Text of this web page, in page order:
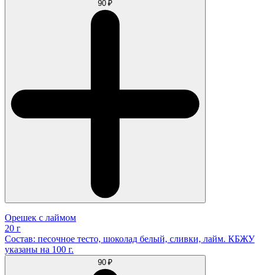
90 ₽
Орешек с лаймом
20 г
Состав: песочное тесто, шоколад белый, сливки, лайм. КБЖУ
указаны на 100 г.
90 ₽